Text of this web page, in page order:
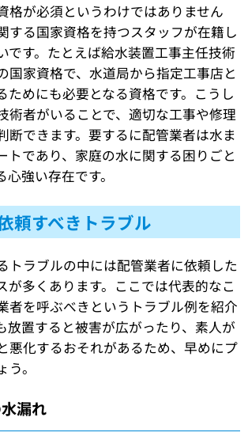
格が必須というわけではありません
する国家資格を持つスタッフが在籍し
です。たとえば給水装置工事主任技術
国家資格で、水道局から指定工事店と
ためにも必要となる資格です。こうし
術者がいることで、適切な工事や修理
断できます。要するに配管業者は水ま
トであり、家庭の水に関する困りごと
強い存在です。
頼すべきトラブル
トラブルの中には配管業者に依頼した
が多くあります。ここでは代表的なこ
者を呼ぶべきというトラブル例を紹介
放置すると被害が広がったり、素人が
悪化するおそれがあるため、早めにプ
。
漏れ